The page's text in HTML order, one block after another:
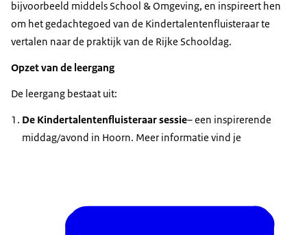
bijvoorbeeld middels School & Omgeving, en inspireert hen
om het gedachtegoed van de Kindertalentenfluisteraar te
vertalen naar de praktijk van de Rijke Schooldag.
Opzet van de leergang
De leergang bestaat uit:
De Kindertalentenfluisteraar sessie– een inspirerende
middag/avond in Hoorn. Meer informatie vind je